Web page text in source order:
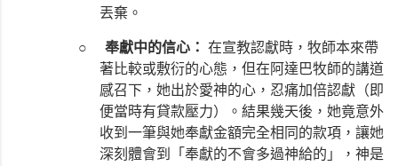
丟棄。
○ 奉獻中的信心： 在宣教認獻時，牧師本來帶
著比較或敷衍的心態，但在阿達巴牧師的講道
感召下，她出於愛神的心，忍痛加倍認獻（即
便當時有貸款壓力）。結果幾天後，她竟意外
收到一筆與她奉獻金額完全相同的款項，讓她
深刻體會到「奉獻的不會多過神給的」，神是